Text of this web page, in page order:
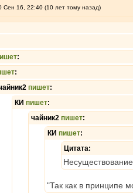
Сен 16, 22:40 (10 лет тому назад)
:
:
пишет:
КИ пишет:
чайник2 пишет:
КИ пишет:
Цитата:
"Так как в принципе